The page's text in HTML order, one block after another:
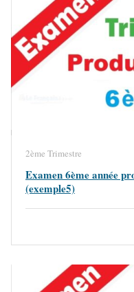
2ème Trimestre
Examen 6ème année
(exemple5)